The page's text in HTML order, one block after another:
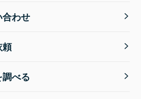
わせ
頼
べる